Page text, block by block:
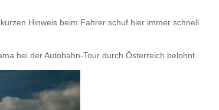
Hinweis beim Fahrer schuf hier immer schnell
bei der Autobahn-Tour durch Österreich belohnt.